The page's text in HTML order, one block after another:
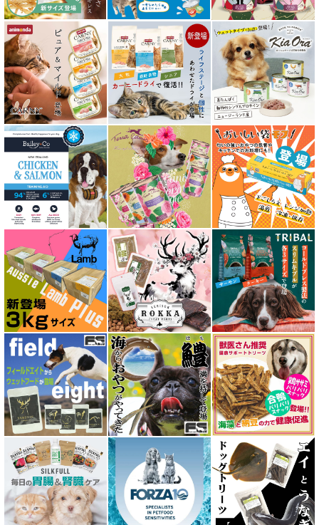
素材そのまま
アイファクトリーおやつ
アタスキャット Aatas Cat
アディクション Addiction
アニモンダ ANIMONDA
アマノヴァ Amanova
アルモネイチャー almo nature
アンブロシア AMBROSIA
アートゥー AATU
アーテミス ARTEMIS
イティ iti
ウェルネス ヘルシーバランス
ウルフブラット WOLFSBLUT
エーワン AWAN DOG FOOD
エーにゃん Anyan 猫用おやつ
エクイリブリア EQUILIBRIA
エンパイア EMPIRE